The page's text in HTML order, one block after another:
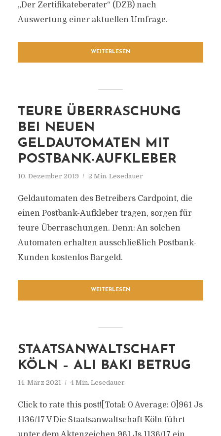
„Der Zertifikateberater“ (DZB) nach
Auswertung einer aktuellen Umfrage.
WEITERLESEN
TEURE ÜBERRASCHUNG
BEI NEUEN
GELDAUTOMATEN MIT
POSTBANK-AUFKLEBER
10. Dezember 2019 2 Min. Lesedauer
Geldautomaten des Betreibers Cardpoint, die
einen Postbank-Aufkleber tragen, sorgen für
teure Überraschungen. Denn: An solchen
Automaten erhalten ausschließlich Postbank-
Kunden kostenlos Bargeld.
WEITERLESEN
STAATSANWALTSCHAFT
KÖLN – ALI BAKI BETRUG
14. März 2021 4 Min. Lesedauer
Click to rate this post![Total: 0 Average: 0]961 Js
1136/​17 V Die Staatsanwaltschaft Köln führt